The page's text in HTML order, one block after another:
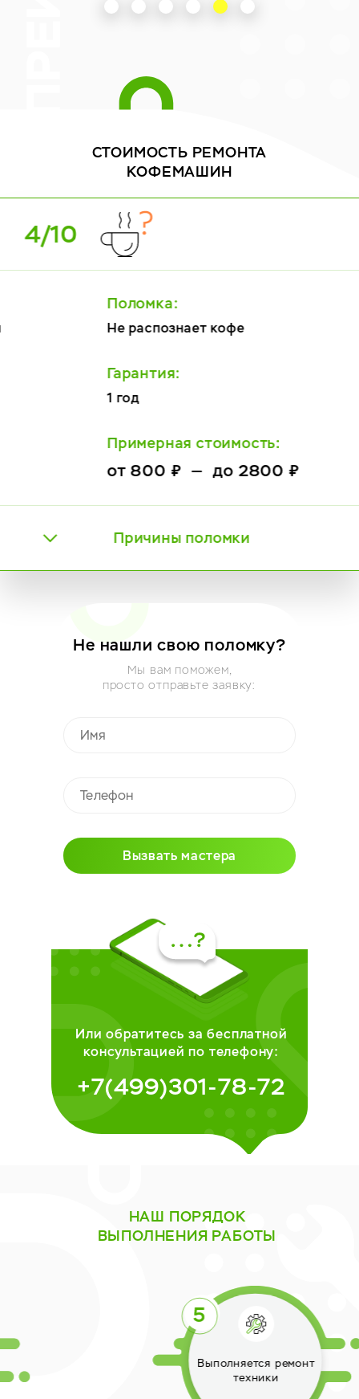
СТОИМОСТЬ РЕМОНТА
КОФЕМАШИН
Не распознает кофе
Примерная стоимость:
от 800 ₽ — до 2800 ₽
Причины поломки
Не нашли свою поломку?
Мы вам поможем,
просто отправьте заявку:
Вызвать мастера
Или обратитесь за бесплатной
консультацией по телефону:
+7(499)301-78-72
НАШ ПОРЯДОК
ВЫПОЛНЕНИЯ РАБОТЫ
Выполняется ремонт
техники